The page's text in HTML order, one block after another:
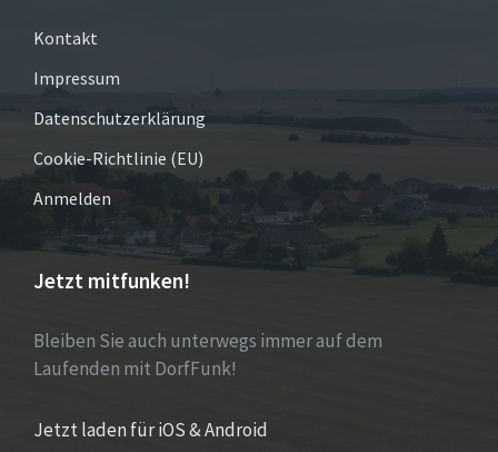
Kontakt
Impressum
Datenschutzerklärung
Cookie-Richtlinie (EU)
Anmelden
Jetzt mitfunken!
Bleiben Sie auch unterwegs immer auf dem
Laufenden mit DorfFunk!
Jetzt laden für iOS & Android